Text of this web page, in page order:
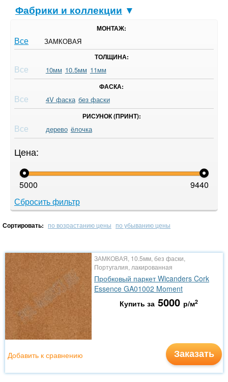
Фабрики и коллекции ▼
МОНТАЖ:
Все ЗАМКОВАЯ
ТОЛЩИНА:
Все 10мм 10.5мм 11мм
ФАСКА:
Все 4V фаска без фаски
РИСУНОК (ПРИНТ):
Все дерево ёлочка
Цена:
5000
9440
Сбросить фильтр
Сортировать: по возрастанию цены по убыванию цены
ЗАМКОВАЯ, 10.5мм, без фаски,
Португалия, лакированная
Пробковый паркет Wicanders Cork
Essence GA01002 Moment
Купить за 5000 р/м2
Заказать
Добавить к сравнению